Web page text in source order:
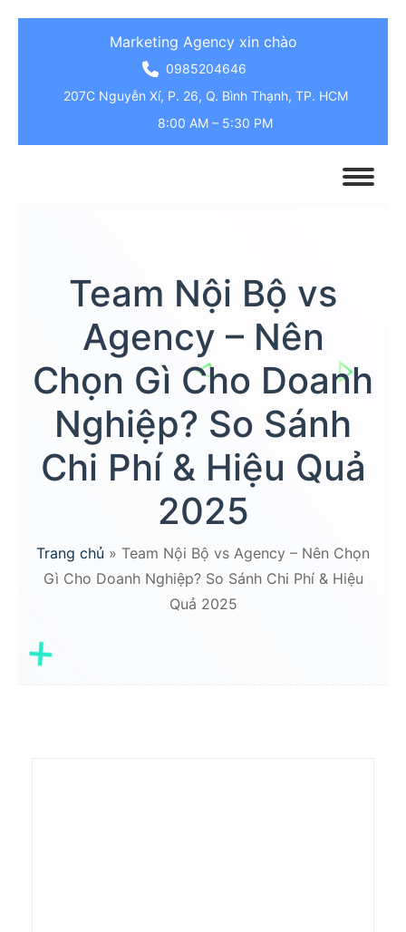
Marketing Agency xin chào
0985204646
207C Nguyễn Xí, P. 26, Q. Bình Thạnh, TP. HCM
8:00 AM – 5:30 PM
Team Nội Bộ vs
Agency – Nên
Chọn Gì Cho Doanh
Nghiệp? So Sánh
Chi Phí & Hiệu Quả
2025
Trang chủ » Team Nội Bộ vs Agency – Nên Chọn
Gì Cho Doanh Nghiệp? So Sánh Chi Phí & Hiệu
Quả 2025